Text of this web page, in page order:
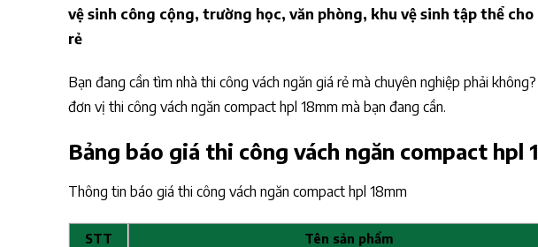
vệ sinh công cộng, trường học, văn phòng, khu vệ sinh tập thể
rẻ
Bạn đang cần tìm nhà thi công vách ngăn giá rẻ mà chuyên nghiệp phải
đơn vị thi công vách ngăn compact hpl 18mm mà bạn đang cần.
Bảng báo giá thi công vách ngăn compact hpl
Thông tin báo giá thi công vách ngăn compact hpl 18mm
STT Tên sản phẩm